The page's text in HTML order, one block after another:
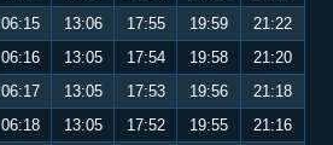
06:15 13:06 17:55 19:59
21:22
06:16 13:05 17:54 19:58
21:20
06:17 13:05 17:53 19:56
21:18
06:18 13:05 17:52 19:55
21:16